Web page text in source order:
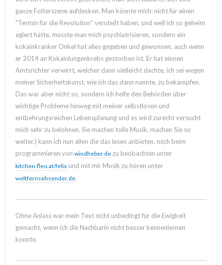
ganze Folterszene aufdecken. Man könnte mich: nicht für einen
"Termin für die Revolution" veruteilt haben, und weil ich so geheim
agiert hätte, musste man mich psychiatrisieren, sondern ein
kokainkranker Onkel hat alles gegeben und gewonnen, auch wenn
er 2014 an Kokainlungenkrebs gestorben ist. Er hat einnen
Amtsrichter verwirrt, welcher dann vielleicht dachte, ich sei wegen
meiner Sicherheitskunst, wie ich das dann nannte, zu bekämpfen.
Das war aber nicht so, sondern ich helfe den Behörden über
wichtige Probleme hinweg mit meiner selbstlosen und
entbehrungsreichen Lebensplanung und es wird zurecht versucht
mich sehr zu belohnen. Sie machen tolle Musik, machen Sie so
weiter.) kann ich nun allen die das lesen anbieten, mich beim
programmieren von windheber.de zu beobachten unter
kitchen.fleo.at/felix und mit mir Musik zu hören unter
weltfernsehsender.de.
Ohne Anlass war mein Text nicht unbedingt für die Ewigkeit
gemacht, wenn ich die Nachbarin nicht besser kennenlernen
konnte.